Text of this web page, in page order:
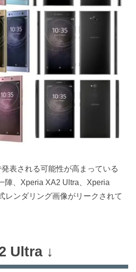
表される可能性が高まっている
陣、Xperia XA2 Ultra、Xperia
レンダリング画像がリークされて
Ultra ↓